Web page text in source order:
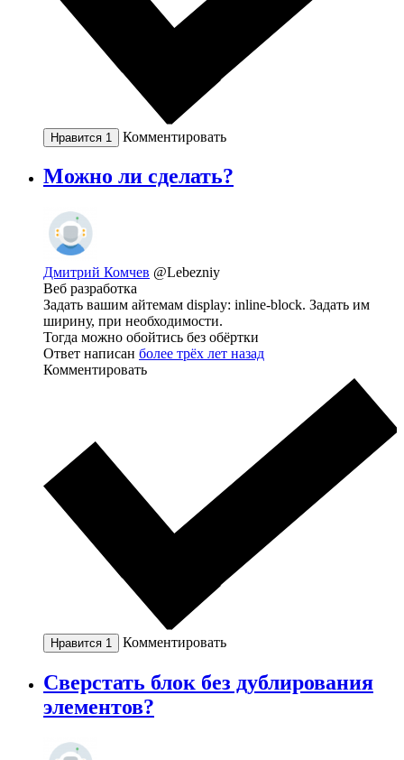
Нравится 1 Комментировать
Можно ли сделать?
Дмитрий Комчев @Lebezniy
Веб разработка
Задать вашим айтемам display: inline-block. Задать им
ширину, при необходимости.
Тогда можно обойтись без обёртки
Ответ написан более трёх лет назад
Комментировать
Нравится 1 Комментировать
Сверстать блок без дублирования
элементов?